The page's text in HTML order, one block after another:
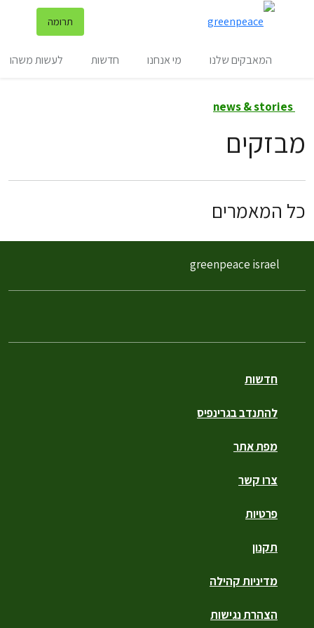
תרומה
המאבקים שלנו מי אנחנו חדשות לעשות משהו
מבזקים
כל המאמרים
חדשות
להתנדב בגרינפיס
מפת אתר
צרו קשר
פרטיות
תקנון
מדיניות קהילה
הצהרת נגישות